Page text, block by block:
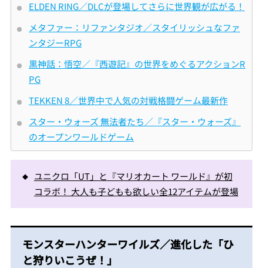
ELDEN RING／DLCが登場してさらに世界観が広がる！
メタファー：リファンタジオ／スタイリッシュなファ
ンタジーRPG
黒神話：悟空／『西遊記』の世界をめぐるアクションR
PG
TEKKEN 8／世界中で人気の対戦格闘ゲーム最新作
スター・ウォーズ 無法者たち／『スター・ウォーズ』
のオープンワールドゲーム
ユニクロ「UT」と『マリオカート ワールド』が初
コラボ！ 大人も子どもも欲しい全12アイテムが登場
モンスターハンターワイルズ／進化した「ひ
と狩りいこうぜ！」